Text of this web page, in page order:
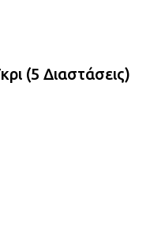
(5 Διαστάσεις)